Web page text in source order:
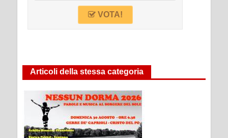
VOTA!
Articoli della stessa categoria